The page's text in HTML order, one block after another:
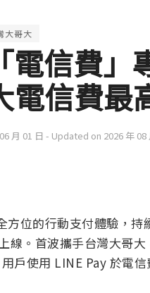
大哥大
電信費
電信費最
月 01 日 - Updated on 2026 年 08
方位的行動支付體驗，
線。首波攜手台灣大哥
戶使用 LINE Pay 於電